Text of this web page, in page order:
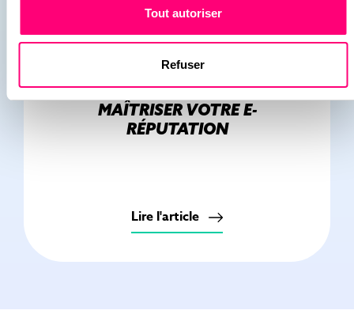
Tout autoriser
Refuser
GESTION DES AVIS CLIENTS : LE
GUIDE COMPLET POUR
MAÎTRISER VOTRE E-
RÉPUTATION
Lire l'article